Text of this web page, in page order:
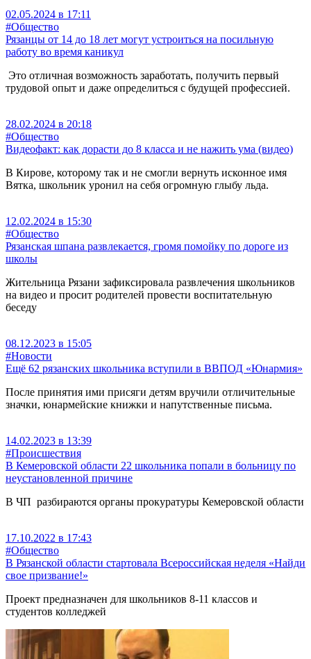
02.05.2024 в 17:11
#Общество
Рязанцы от 14 до 18 лет могут устроиться на посильную
работу во время каникул
Это отличная возможность заработать, получить первый
трудовой опыт и даже определиться с будущей профессией.
28.02.2024 в 20:18
#Общество
Видеофакт: как дорасти до 8 класса и не нажить ума (видео)
В Кирове, которому так и не смогли вернуть исконное имя
Вятка, школьник уронил на себя огромную глыбу льда.
12.02.2024 в 15:30
#Общество
Рязанская шпана развлекается, громя помойку по дороге из
школы
Жительница Рязани зафиксировала развлечения школьников
на видео и просит родителей провести воспитательную
беседу
08.12.2023 в 15:05
#Новости
Ещё 62 рязанских школьника вступили в ВВПОД «Юнармия»
После принятия ими присяги детям вручили отличительные
значки, юнармейские книжки и напутственные письма.
14.02.2023 в 13:39
#Происшествия
В Кемеровской области 22 школьника попали в больницу по
неустановленной причине
В ЧП разбираются органы прокуратуры Кемеровской области
17.10.2022 в 17:43
#Общество
В Рязанской области стартовала Всероссийская неделя «Найди
свое призвание!»
Проект предназначен для школьников 8-11 классов и
студентов колледжей